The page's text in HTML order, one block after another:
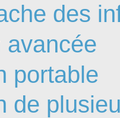
Gestion des
groupe
IA
Importation-
des
avancée
portable
de